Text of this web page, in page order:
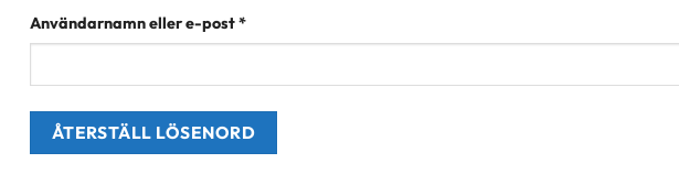
Användarnamn eller e-post*Obligatoriskt
ÅTERSTÄLL LÖSENORD